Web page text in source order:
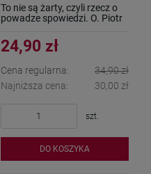
To nie są żarty, czyli rzecz o
powadze spowiedzi. O. Piotr
24,90 zł
Cena regularna:
34,90 zł
Najniższa cena:
30,00 zł
szt.
DO KOSZYKA